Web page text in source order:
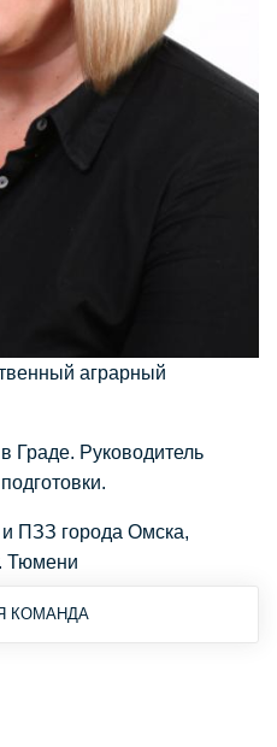
аграрный
Граде. Руководитель
ПЗЗ города Омска,
Тюмени
КОМАНДА